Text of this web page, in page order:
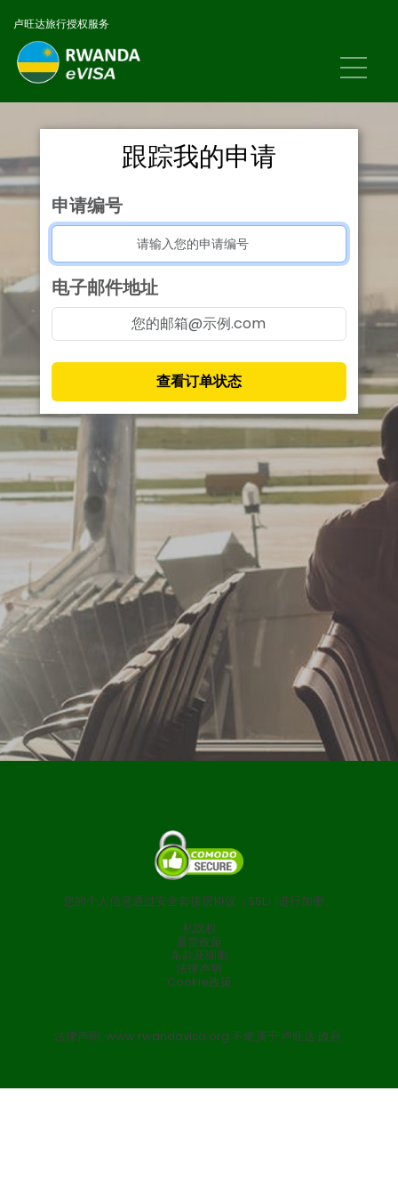
卢旺达旅行授权服务
跟踪我的申请
申请编号
电子邮件地址
查看订单状态
您的个人信息通过安全套接层协议（SSL）进行加密。
私隐权
退货政策
条款及细则
法律声明
Cookie政策
法律声明: www.rwandavisa.org 不隶属于 卢旺达 政府.